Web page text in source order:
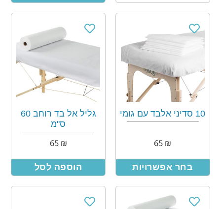
10 סדיני אלבד עם גומי
₪
בחר אפשרויות
גליל אל בד רוחב 60
ס"מ
₪
65
הוספה לסל